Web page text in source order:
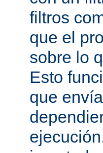
filtros
que el
sobre lo
Esto
que